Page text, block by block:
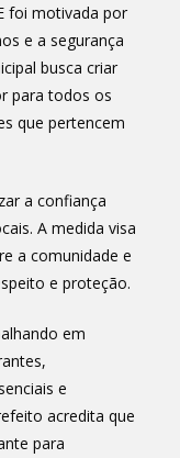
foi motivada por
e a segurança
busca criar
para todos os
que pertencem
a confiança
A medida visa
a comunidade e
e proteção.
em
e
acredita que
para